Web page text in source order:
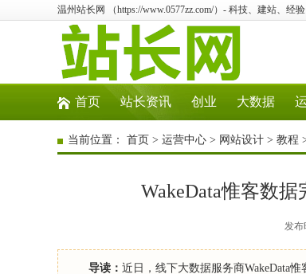
温州站长网 （https://www.0577zz.com/）- 科技、建站、经
首页 站长资讯 创业 大数据
当前位置： 首页 > 运营中心 > 网站设计 > 教程
WakeData惟客数
发布
导读： 近日，线下大数据服务商WakeData